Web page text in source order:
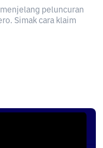
peluncuran
Simak cara klaim